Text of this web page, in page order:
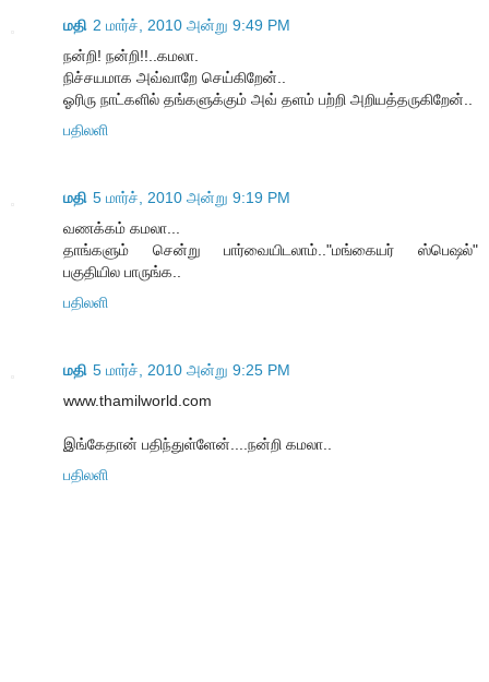
மதி 2 மார்ச், 2010 அன்று 9:49 PM
நன்றி! நன்றி!!..கமலா.
நிச்சயமாக அவ்வாறே செய்கிறேன்..
ஓரிரு நாட்களில் தங்களுக்கும் அவ் தளம் பற்றி அறியத்தருகிறேன்..
பதிலளி
மதி 5 மார்ச், 2010 அன்று 9:19 PM
வணக்கம் கமலா...
தாங்களும் சென்று பார்வையிடலாம்.."மங்கையர் ஸ்பெஷல்"
பகுதியில பாருங்க..
பதிலளி
மதி 5 மார்ச், 2010 அன்று 9:25 PM
www.thamilworld.com
இங்கேதான் பதிந்துள்ளேன்....நன்றி கமலா..
பதிலளி